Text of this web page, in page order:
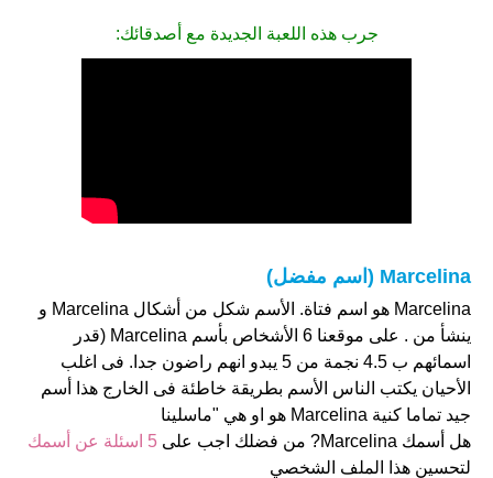
جرب هذه اللعبة الجديدة مع أصدقائك:
Marcelina (اسم مفضل)
Marcelina هو اسم فتاة. الأسم شكل من أشكال Marcelina و
ينشأ من . على موقعنا 6 الأشخاص بأسم Marcelina (قدر
اسمائهم ب 4.5 نجمة من 5 يبدو انهم راضون جدا. فى اغلب
الأحيان يكتب الناس الأسم بطريقة خاطئة فى الخارج هذا أسم
جيد تماما كنية Marcelina هو او هي "ماسلينا
هل أسمك Marcelina? من فضلك اجب على
5 اسئلة عن أسمك
لتحسين هذا الملف الشخصي